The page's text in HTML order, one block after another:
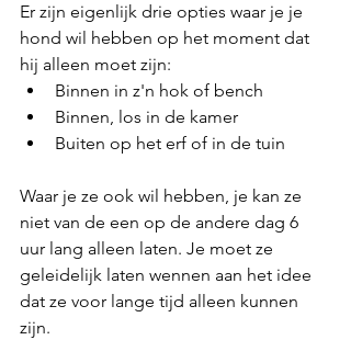
Er zijn eigenlijk drie opties waar je je
hond wil hebben op het moment dat
hij alleen moet zijn:
Binnen in z'n hok of bench
Binnen, los in de kamer
Buiten op het erf of in de tuin
Waar je ze ook wil hebben, je kan ze
niet van de een op de andere dag 6
uur lang alleen laten. Je moet ze
geleidelijk laten wennen aan het idee
dat ze voor lange tijd alleen kunnen
zijn.